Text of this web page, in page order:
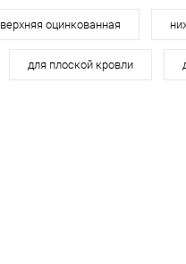
В избранное Под
верхняя оцинкованная
для плоской кровли